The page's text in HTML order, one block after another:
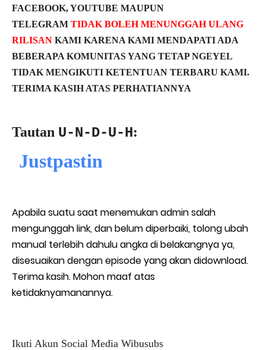
FACEBOOK, YOUTUBE MAUPUN
TELEGRAM TIDAK BOLEH MENUNGGAH ULANG
RILISAN KAMI KARENA KAMI MENDAPATI ADA
BEBERAPA KOMUNITAS YANG TETAP NGEYEL
TIDAK MENGIKUTI KETENTUAN TERBARU KAMI.
TERIMA KASIH ATAS PERHATIANNYA
Tautan U-N-D-U-H:
Justpastin
Apabila suatu saat menemukan admin salah
mengunggah link, dan belum diperbaiki, tolong ubah
manual terlebih dahulu angka di belakangnya ya,
disesuaikan dengan episode yang akan didownload.
Terima kasih. Mohon maaf atas
ketidaknyamanannya.
Ikuti Akun Social Media Wibusubs